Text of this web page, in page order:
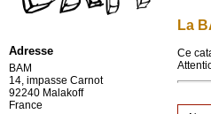
La
Ce
Adresse
BAM
14, impasse Carnot
92240 Malakoff
France